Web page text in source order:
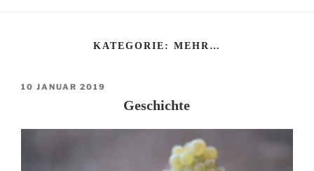
KATEGORIE: MEHR…
VERÖFFENTLICHT
10 JANUAR 2019
Geschichte